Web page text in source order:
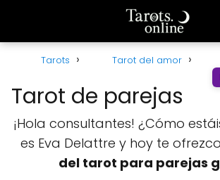
Tarots Tarot del amor
Tarot de parejas
¡Hola consultantes! ¿Cómo
es Eva Delattre y hoy te
del tarot para parejas